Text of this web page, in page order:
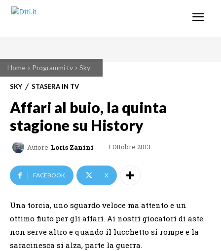
Home Programmi tv Sky
SKY STASERA IN TV
Affari al buio, la quinta
stagione su History
Autore Loris Zanini 1 Ottobre 2013
FACEBOOK X
Una torcia, uno sguardo veloce ma attento e un
ottimo fiuto per gli affari. Ai nostri giocatori di aste
non serve altro e quando il lucchetto si rompe e la
saracinesca si alza, parte la guerra.